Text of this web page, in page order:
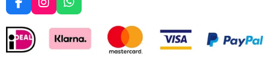
F
a
c
e
b
I
n
W
h
a
t
s